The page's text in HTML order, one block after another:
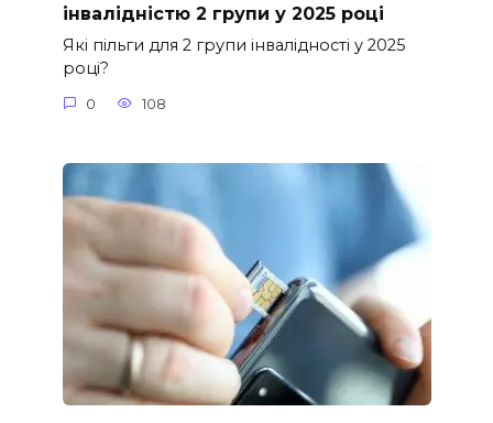
інвалідністю 2 групи у 2025 році
Які пільги для 2 групи інвалідності у 2025
році?
0 108